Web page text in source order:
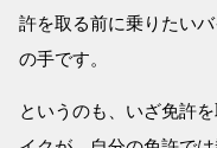
許を取る前に乗りたい
の手です。
というのも、いざ免許